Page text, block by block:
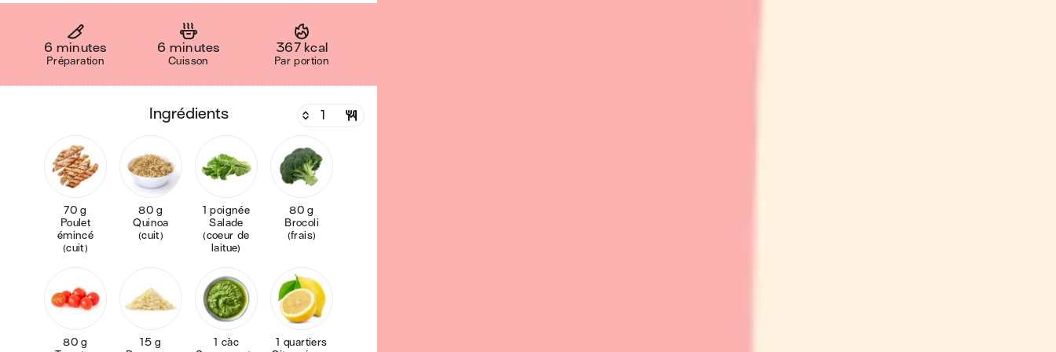
6 minutes
Préparation
6 minutes
Cuisson
367 kcal
Par portion
ingrédients
70 g
Poulet
émincé
(cuit)
80 g
Quinoa
(cuit)
1 poignée
Salade
(coeur de
laitue)
80 g
Brocoli
(frais)
80 g
15 g
1 càc
1 quartiers